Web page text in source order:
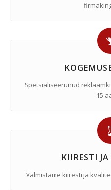
Spetsialiseerunud
15
KIIRESTI
Valmistame kiiresti ja